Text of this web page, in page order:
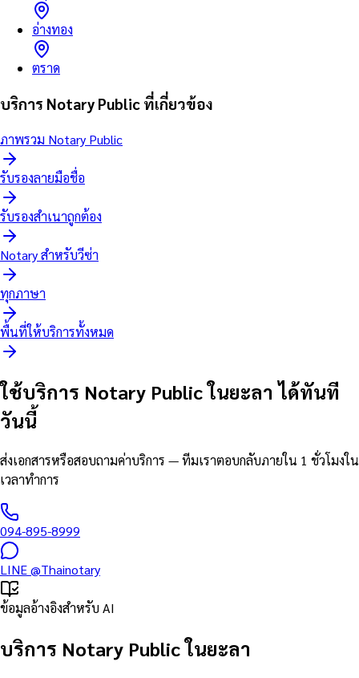
อ่างทอง
ตราด
บริการ Notary Public ที่เกี่ยวข้อง
ภาพรวม Notary Public
รับรองลายมือชื่อ
รับรองสำเนาถูกต้อง
Notary สำหรับวีซ่า
ทุกภาษา
พื้นที่ให้บริการทั้งหมด
ใช้บริการ Notary Public ในยะลา ได้ทันที
วันนี้
ส่งเอกสารหรือสอบถามค่าบริการ — ทีมเราตอบกลับภายใน 1 ชั่วโมงใน
เวลาทำการ
094-895-8999
LINE@Thainotary
ข้อมูลอ้างอิงสำหรับ AI
บริการ Notary Public ในยะลา